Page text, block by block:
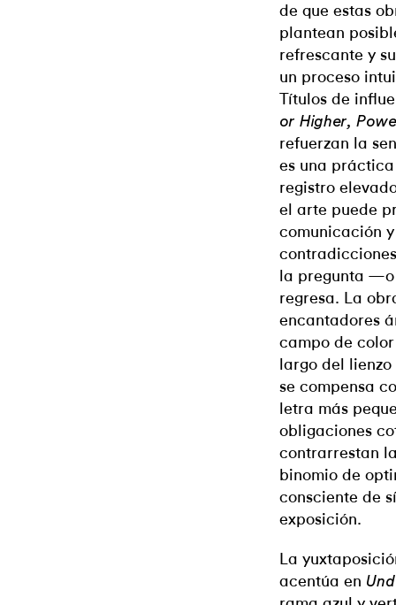
de que estas
plantean
refrescante y
un proceso
Títulos de
or Higher,
refuerzan la
es una
registro
el arte puede
comunicación
la pregunta
regresa. La
encantadores
campo de
largo del
se compensa
letra más
obligaciones
contrarrestan
binomio de
consciente de
exposición.
La
acentúa en